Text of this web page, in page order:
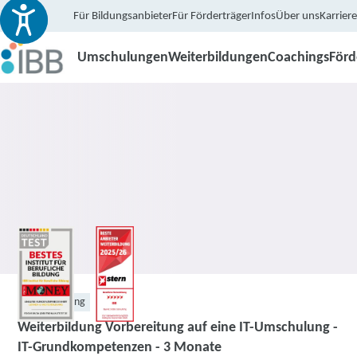
Für BildungsanbieterFür FörderträgerInfosÜber unsKarriere
UmschulungenWeiterbildungenCoachings
Weiterbildung
Weiterbildung Vorbereitung auf eine IT-Umschulung -
IT-Grundkompetenzen - 3 Monate